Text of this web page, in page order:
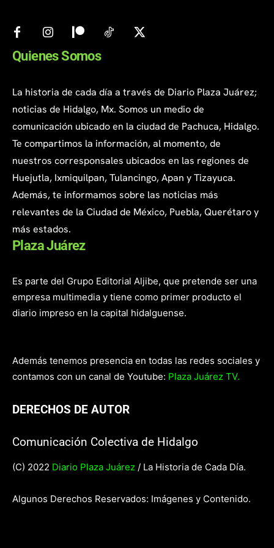
Quienes Somos
La historia de cada día a través de Diario Plaza Juárez;
noticias de Hidalgo, Mx. Somos un medio de
comunicación ubicado en la ciudad de Pachuca, Hidalgo.
Te compartimos la información, al momento, de
nuestros corresponsales ubicados en las regiones de
Huejutla, Ixmiquilpan, Tulancingo, Apan y Tizayuca.
Además, te informamos sobre las noticias más
relevantes de la Ciudad de México, Puebla, Querétaro y
más estados.
Plaza Juárez
Es parte del Grupo Editorial Aljibe, que pretende ser una
empresa multimedia y tiene como primer producto el
diario impreso en la capital hidalguense.
Además tenemos presencia en todas las redes sociales y
contamos con un canal de Youtube: Plaza Juárez TV.
DERECHOS DE AUTOR
Comunicación Colectiva de Hidalgo
(C) 2022 Diario Plaza Juárez / La Historia de Cada Día.
Algunos Derechos Reservados: Imágenes y Contenido.